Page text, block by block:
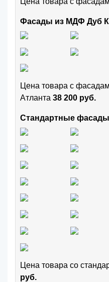
Фасады из МДФ Дуб
Цена товара с
Атланта 38 200 руб.
Стандартные
Цена товара cо
руб.